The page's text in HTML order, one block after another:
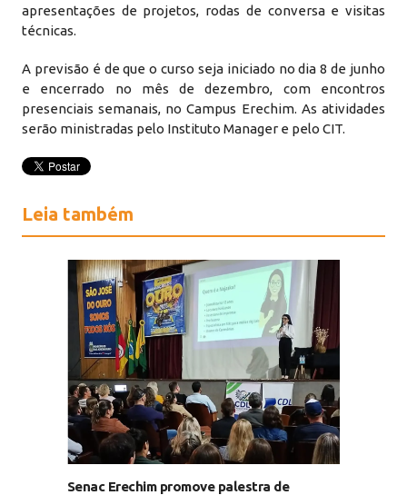
apresentações de projetos, rodas de conversa e visitas
técnicas.
A previsão é de que o curso seja iniciado no dia 8 de junho
e encerrado no mês de dezembro, com encontros
presenciais semanais, no Campus Erechim. As atividades
serão ministradas pelo Instituto Manager e pelo CIT.
Leia também
Senac Erechim promove palestra de